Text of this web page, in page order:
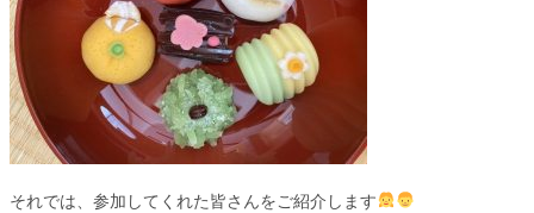
それでは、参加してくれた皆さんをご紹介します